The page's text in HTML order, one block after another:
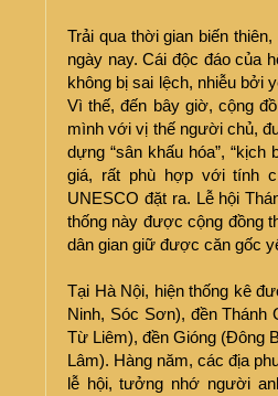
Trải qua thời gian biến
ngày nay. Cái độc đáo của
không bị sai lệch, nhiễu bởi
Vì thế, đến bây giờ, cộng
mình với vị thế người chủ,
dựng “sân khấu hóa”,
giá, rất phù hợp với tính
UNESCO đặt ra. Lễ hội
thống này được cộng đồng
dân gian giữ được căn gốc
Tại Hà Nội, hiện thống kê
Ninh, Sóc Sơn), đền Thánh
Từ Liêm), đền Gióng (Đông
Lâm). Hàng năm, các địa
lễ hội, tưởng nhớ người